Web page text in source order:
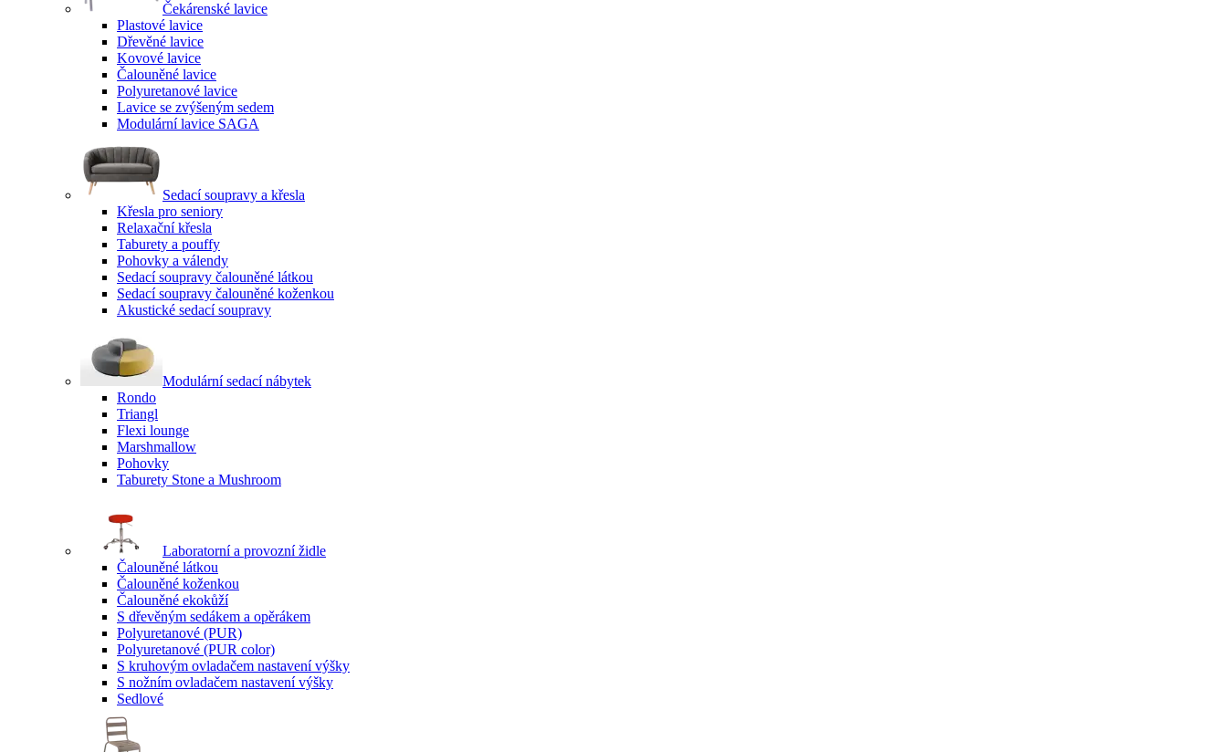
Čekárenské lavice
Plastové lavice
Dřevěné lavice
Kovové lavice
Čalouněné lavice
Polyuretanové lavice
Lavice se zvýšeným sedem
Modulární lavice SAGA
Sedací soupravy a křesla
Křesla pro seniory
Relaxační křesla
Taburety a pouffy
Pohovky a válendy
Sedací soupravy čalouněné látkou
Sedací soupravy čalouněné koženkou
Akustické sedací soupravy
Modulární sedací nábytek
Rondo
Triangl
Flexi lounge
Marshmallow
Pohovky
Taburety Stone a Mushroom
Laboratorní a provozní židle
Čalouněné látkou
Čalouněné koženkou
Čalouněné ekokůží
S dřevěným sedákem a opěrákem
Polyuretanové (PUR)
Polyuretanové (PUR color)
S kruhovým ovladačem nastavení výšky
S nožním ovladačem nastavení výšky
Sedlové